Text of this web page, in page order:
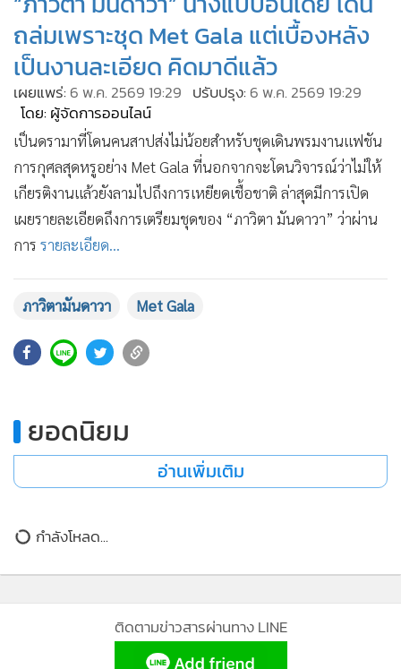
• การเมือง
• ท่องเที่ยว
• กีฬา
• ต่างประเทศ
Special Scoop
• เศรษฐกิจ-ธุรกิจ
• จีน
• ชุมชน-คุณภาพชีวิต
• อาชญากรรม
• Motoring
• เกม
วิทยาศาสตร์
• SMEs
• หุ้น
• กองทุนรวม
•
•
• News1
ถล่มเพราะชุด Met Gala แต่เบื้องหลัง
เป็นงานละเอียด คิดมาดีแล้ว
เผยแพร่:6 พ.ค. 2569 19:29 ปรับปรุง:6 พ.ค. 2569 19:29
โดย: ผู้จัดการออนไลน์
เป็นดรามาที่โดนคนสาปส่งไม่น้อยสำหรับชุดเดินพรมงานแฟชัน
การกุศลสุดหรูอย่าง Met Gala ที่นอกจากจะโดนวิจารณ์ว่าไม่ให้
เกียรติงานแล้วยังลามไปถึงการเหยียดเชื้อชาติ ล่าสุดมีการเปิด
เผยรายละเอียดถึงการเตรียมชุดของ “ภาวิตา มันดาวา” ว่าผ่าน
การ รายละเอียด...
ภาวิตามันดาวา Met Gala
ยอดนิยม
อ่านเพิ่มเติม
กำลังโหลด...
ติดตามข่าวสารผ่านทาง LINE